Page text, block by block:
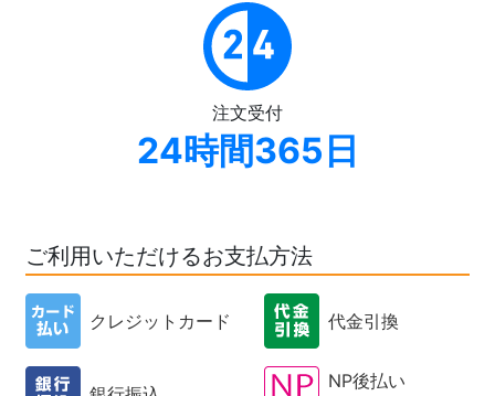
注文受付
24時間365日
ご利用いただけるお支払方法
クレジットカード 代金引換
NP後払い